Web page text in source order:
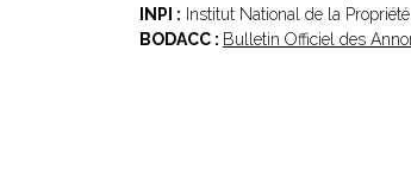
INPI : Institut National de la
BODACC : Bulletin Officiel des